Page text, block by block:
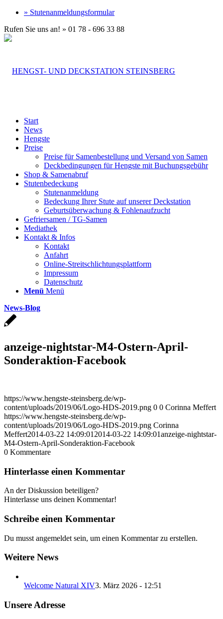
» Stutenanmeldungsformular
Rufen Sie uns an! » 01 78 - 696 33 88
Start
News
Hengste
Preise
Preise für Samenbestellung und Versand von Samen
Deckbedingungen für Hengste mit Buchungsgebühr
Shop & Samenabruf
Stutenbedeckung
Stutenanmeldung
Bedeckung Ihrer Stute auf unserer Deckstation
Geburtsüberwachung & Fohlenaufzucht
Gefriersamen / TG-Samen
Mediathek
Kontakt & Infos
Kontakt
Anfahrt
Online-Streitschlichtungsplattform
Impressum
Datenschutz
Menü Menü
News-Blog
anzeige-nightstar-M4-Ostern-April-
Sonderaktion-Facebook
https://www.hengste-steinsberg.de/wp-
content/uploads/2019/06/Logo-HDS-2019.png 0 0 Corinna Meffert
https://www.hengste-steinsberg.de/wp-
content/uploads/2019/06/Logo-HDS-2019.png Corinna
Meffert2014-03-22 14:09:01 2014-03-22 14:09:01anzeige-nightstar-
M4-Ostern-April-Sonderaktion-Facebook
0 Kommentare
Hinterlasse einen Kommentar
An der Diskussion beteiligen?
Hinterlasse uns deinen Kommentar!
Schreibe einen Kommentar
Du musst angemeldet sein, um einen Kommentar zu erstellen.
Weitere News
Welcome Natural XIV3. März 2026 - 12:51
Unsere Adresse